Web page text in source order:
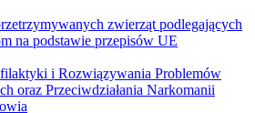
zwierząt podlegających
na podstawie przepisów UE
i Rozwiązywania Problemów
oraz Przeciwdziałania Narkomanii